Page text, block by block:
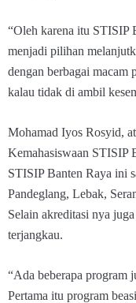
“Oleh karena itu STISIP
menjadi pilihan
dengan berbagai macam
kalau tidak di ambil
Mohamad Iyos Rosyid,
Kemahasiswaan STISIP
STISIP Banten Raya ini
Pandeglang, Lebak,
Selain akreditasi nya
terjangkau.
“Ada beberapa program
Pertama itu program